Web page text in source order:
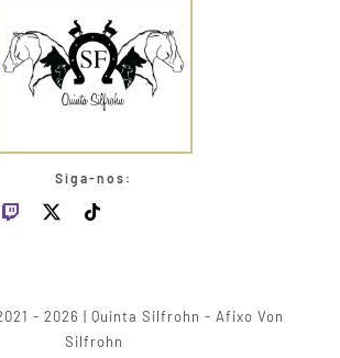
Siga-nos:
- 2026 | Quinta Silfrohn - Afixo Von
Silfrohn